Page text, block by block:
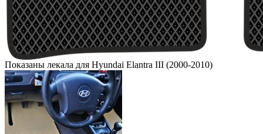
Показаны лекала для Hyundai Elantra III (2000-2010)